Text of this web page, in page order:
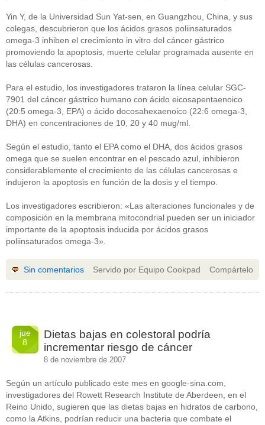
Yin Y, de la Universidad Sun Yat-sen, en Guangzhou, China, y sus
colegas, descubrieron que los ácidos grasos poliinsaturados
omega-3 inhiben el crecimiento in vitro del cáncer gástrico
promoviendo la apoptosis, muerte celular programada ausente en
las células cancerosas.
Para el estudio, los investigadores trataron la línea celular SGC-
7901 del cáncer gástrico humano con ácido eicosapentaenoico
(20:5 omega-3, EPA) o ácido docosahexaenoico (22:6 omega-3,
DHA) en concentraciones de 10, 20 y 40 mug/ml.
Según el estudio, tanto el EPA como el DHA, dos ácidos grasos
omega que se suelen encontrar en el pescado azul, inhibieron
considerablemente el crecimiento de las células cancerosas e
indujeron la apoptosis en función de la dosis y el tiempo.
Los investigadores escribieron: «Las alteraciones funcionales y de
composición en la membrana mitocondrial pueden ser un iniciador
importante de la apoptosis inducida por ácidos grasos
poliinsaturados omega-3».
Servido por Equipo Cookpad
Sin comentarios Compártelo
jue
8
Dietas bajas en colestoral podría
incrementar riesgo de cáncer
8 de noviembre de 2007
Según un artículo publicado este mes en google-sina.com,
investigadores del Rowett Research Institute de Aberdeen, en el
Reino Unido, sugieren que las dietas bajas en hidratos de carbono,
como la Atkins, podrían reducir una bacteria que combate el